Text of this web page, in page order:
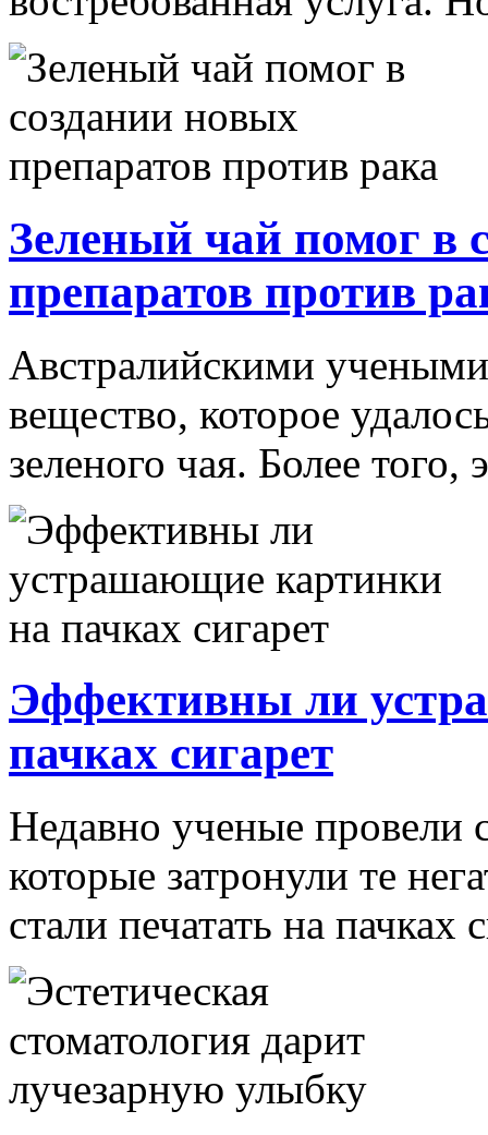
Зеленый чай помог в
препаратов против
Австралийскими
вещество, которое
зеленого чая. Более
Эффективны ли
пачках сигарет
Недавно ученые провели
которые затронули те
стали печатать на пачках